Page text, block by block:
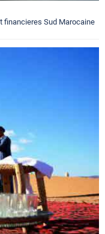
financieres Sud Marocaine